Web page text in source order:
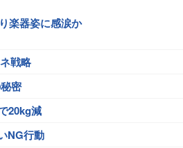
楽器姿に感涙か
戦略
密
20kg減
NG行動